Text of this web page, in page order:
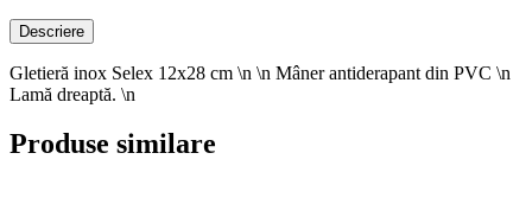
Descriere
Gletieră inox Selex 12x28 cm \n \n Mâner antiderapant din PVC \n
Lamă dreaptă. \n
Produse similare